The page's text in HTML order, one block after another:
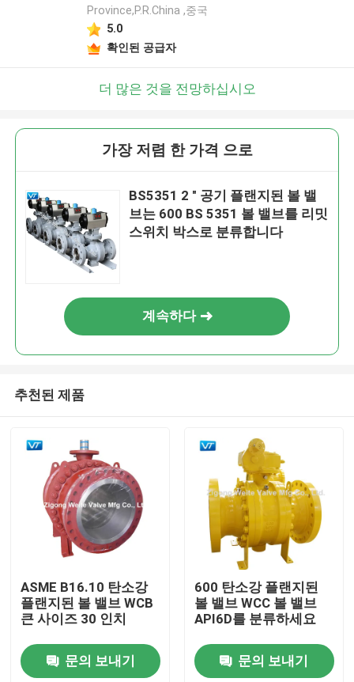
Province,P.R.China ,중국
5.0
확인된 공급자
더 많은 것을 전망하십시오
가장 저렴 한 가격 으로
BS5351 2 " 공기 플랜지된 볼 밸
브는 600 BS 5351 볼 밸브를 리밋
스위치 박스로 분류합니다
계속하다
추천된 제품
ASME B16.10 탄소강
플랜지된 볼 밸브 WCB
큰 사이즈 30 인치
문의 보내기
600 탄소강 플랜지된
볼 밸브 WCC 볼 밸브
API6D를 분류하세요
문의 보내기